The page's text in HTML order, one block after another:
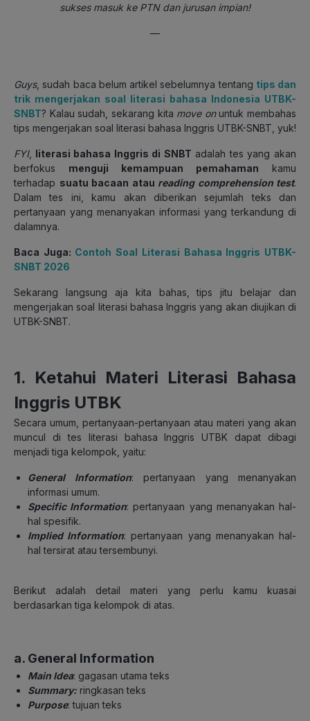
sukses masuk ke PTN dan jurusan impian!
—
Guys, sudah baca belum artikel sebelumnya tentang tips dan
trik mengerjakan soal literasi bahasa Indonesia UTBK-
SNBT? Kalau sudah, sekarang kita move on untuk membahas
tips mengerjakan soal literasi bahasa Inggris UTBK-SNBT, yuk!
FYI, literasi bahasa Inggris di SNBT adalah tes yang akan
berfokus menguji kemampuan pemahaman kamu
terhadap suatu bacaan atau reading comprehension test.
Dalam tes ini, kamu akan diberikan sejumlah teks dan
pertanyaan yang menanyakan informasi yang terkandung di
dalamnya.
Baca Juga: Contoh Soal Literasi Bahasa Inggris UTBK-
SNBT 2026
Sekarang langsung aja kita bahas, tips jitu belajar dan
mengerjakan soal literasi bahasa Inggris yang akan diujikan di
UTBK-SNBT.
1. Ketahui Materi Literasi Bahasa
Inggris UTBK
Secara umum, pertanyaan-pertanyaan atau materi yang akan
muncul di tes literasi bahasa Inggris UTBK dapat dibagi
menjadi tiga kelompok, yaitu:
General Information: pertanyaan yang menanyakan
informasi umum.
Specific Information: pertanyaan yang menanyakan hal-
hal spesifik.
Implied Information: pertanyaan yang menanyakan hal-
hal tersirat atau tersembunyi.
Berikut adalah detail materi yang perlu kamu kuasai
berdasarkan tiga kelompok di atas.
a. General Information
Main Idea: gagasan utama teks
Summary: ringkasan teks
Purpose: tujuan teks